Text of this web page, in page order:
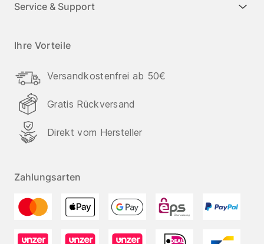
Service & Support
Ihre Vorteile
Versandkostenfrei ab 50€
Gratis Rückversand
Direkt vom Hersteller
Zahlungsarten